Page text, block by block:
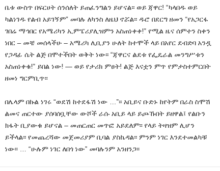
ቤቱ ውስጥ በፍርሀት ሰንሰለት ይጠፈንግልን ይሆናል፡፡ ወይ ጃዋር! “ካላበዱ ወይ
ካልነገዱ የልብ አይገኝም” መባሉ ለካንስ ለዜህ ኖሯል፡፡ ዱሮ በደርግ ዘመን “የአጋርፋ
ገበሬ ማኅበር የአሜሪካን ኢምፔሪያሊዝምን አስጠነቀቀ!” የሚል ዜና ሰምተን ስቀን
ነበር – መቼ መሰላችሁ – አሜሪካ ሊቢያን ሁለት ከተሞች ላይ በአየር ደብድባ አንዷ
የጋዳፊ ሴት ልጅ በሞተችበት ወቅት ነው፡፡ “ጃዋርና ልደቱ የፌዴራል መንግሥቱን
አስጠነቀቁ!” ይበል ነው! — ወይ የታሪክ ምፀት! ልጅ እናቷን ምጥ የምታስተምርበት
ዘመነ ግርምቢጥ፡፡
በሌላም በኩል ነገሩ “ወደሽ ከተደፋሽ ነው …”፡፡ አቢይና ቡድኑ ከየትም በራስ ስሞሽ
ልመና ጠርተው ያሰባሰቧቸው ውሾች ራሱ አቢይ ላይ ይጮኹበት ይዘዋል፤ የልቡን
ክፋት ቢያውቁ ይሆናል – መጠርጠር መጥፎ አይደለም፡፡ የላይ ትዛዝም ሊሆን
ይችላል፡፡ የመጨረሻው መጀመሪያም ቢባል ያስኬዳል፡፡ ምንም ነገር እንደተመልካቹ
ነው፡፡ … “ሁሉም ነገር ለበጎ ነው” መባሉንም አንዘንጋ፡፡